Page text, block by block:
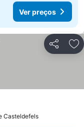
Ver preços
Partilhar
Casteldefels